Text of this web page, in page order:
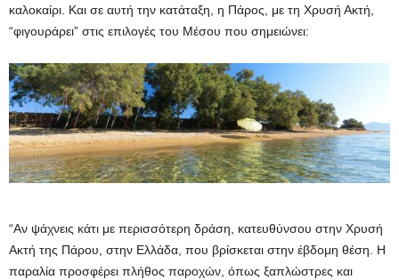
καλοκαίρι. Και σε αυτή την κατάταξη, η Πάρος, με τη Χρυσή Ακτή,
“φιγουράρει” στις επιλογές του Μέσου που σημειώνει:
“Αν ψάχνεις κάτι με περισσότερη δράση, κατευθύνσου στην Χρυσή
Ακτή της Πάρου, στην Ελλάδα, που βρίσκεται στην έβδομη θέση. Η
παραλία προσφέρει πλήθος παροχών, όπως ξαπλώστρες και